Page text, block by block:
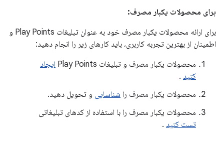
برای محصولات یکبار مصرف:
برای ارائه محصولات یکبار مصرف خود به عنوان تبلیغات Play Points و
اطمینان از بهترین تجربه کاربری، باید کارهای زیر را انجام دهید:
محصولات یکبار مصرف و تبلیغات Play Points
ایجاد
کنید .
محصولات یکبار مصرف را شناسایی و تحویل دهید.
محصولات یکبار مصرف را با استفاده از کدهای تبلیغاتی
تست کنید .